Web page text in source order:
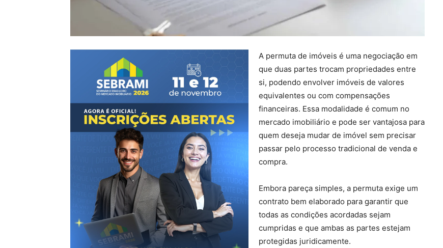
A permuta de imóveis é uma negociação em
que duas partes trocam propriedades entre
si, podendo envolver imóveis de valores
equivalentes ou com compensações
financeiras. Essa modalidade é comum no
mercado imobiliário e pode ser vantajosa para
quem deseja mudar de imóvel sem precisar
passar pelo processo tradicional de venda e
compra.
Embora pareça simples, a permuta exige um
contrato bem elaborado para garantir que
todas as condições acordadas sejam
cumpridas e que ambas as partes estejam
protegidas juridicamente.